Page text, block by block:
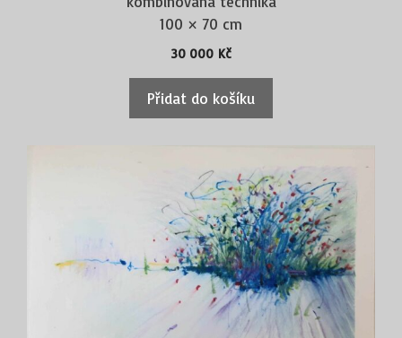
100 × 70 cm
30 000 Kč
Přidat do košíku